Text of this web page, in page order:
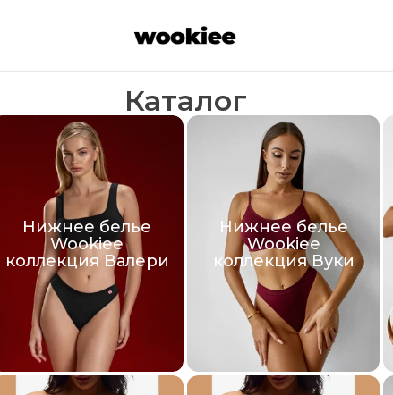
Каталог
Нижнее белье
Wookiee
коллекция Валери
Нижнее белье
Wookiee
коллекция Вуки